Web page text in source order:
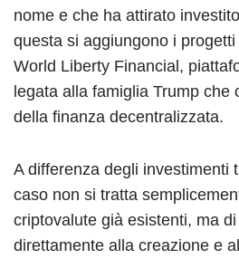
nome e che ha attirato
questa si aggiungono i
World Liberty Financial,
legata alla famiglia Trump che
della finanza decentralizzata.
A differenza degli investimenti
caso non si tratta
criptovalute già esistenti, ma
direttamente alla creazione e